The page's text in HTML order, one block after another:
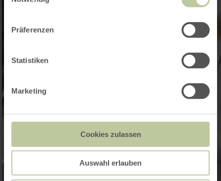
Präferenzen
Statistiken
Marketing
Cookies zulassen
Auswahl erlauben